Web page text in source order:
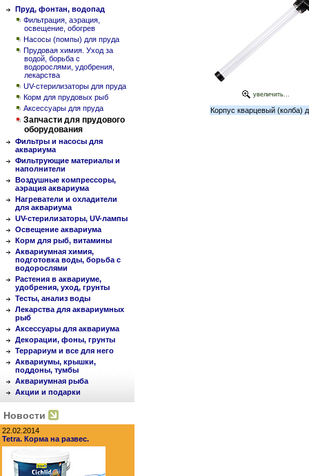
Пруд, фонтан, водопад
Фильтрация, аэрация,
освещение, обогрев
Насосы (помпы) для пруда
Прудовая химия. Уход за
водой, борьба с
водорослями, удобрения,
лекарства
UV-стерилизаторы для пруда
Корм для прудовых рыб
Аксессуары для пруда
Запчасти для прудового
оборудования
Фильтры и насосы для
аквариума
Фильтрующие материалы и
наполнители
Воздушные компрессоры,
аэрация аквариума
Нагреватели и охладители
для аквариума
UV-стерилизаторы, UV-лампы
Освещение аквариума
Корм для рыб, витамины
Аквариумная химия,
подготовка воды, борьба с
водорослями
Растения в аквариуме,
удобрения, уход, грунты
Тесты, анализ воды
Лекарства для аквариумных
рыб
Аксессуары для аквариума
Декорации, фоны, грунты
Террариум и все для него
Аквариумы, крышки,
поддоны, тумбы
Аквариумная рыба
Акции и подарки
Новости
22.02.2014
Tetra. Корма на развес.
увеличить...
Корпус кварцевый (колба)